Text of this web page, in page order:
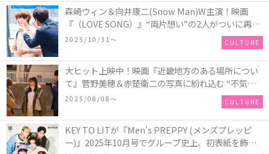
森崎ウィン＆向井康二(Snow Man)W主演！映画
『（LOVE SONG）』“両片想い”の2人がついに再
会！ソウタとカイ、切なさと希望が交錯する運命の
2025/10/31〜 CULTURE
大ヒット上映中！映画『近畿地方のある場所につい
て』菅野美穂＆赤楚衛二の写真に紛れ込む “不気味
なお札”の正体とは！？
2025/08/08〜 CULTURE
KEY TO LITが『Men's PREPPY (メンズプレッピ
ー)』2025年10月号でグループ史上、初表紙を飾